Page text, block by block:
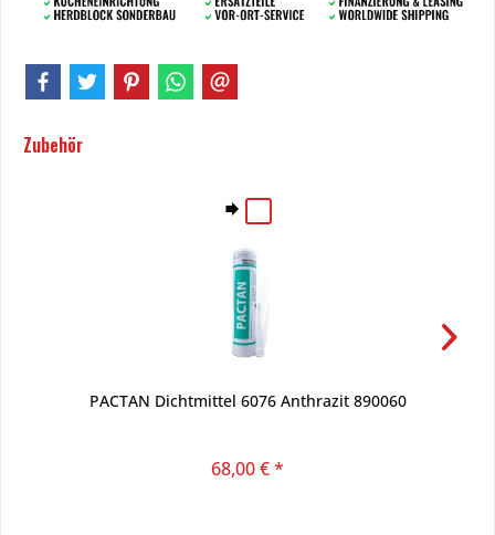
Zubehör
PACTAN Dichtmittel 6076 Anthrazit 890060
68,00 € *